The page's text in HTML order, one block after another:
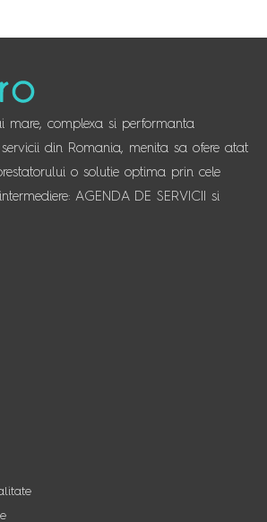
mare, complexa si performanta
din Romania, menita sa ofere atat
o solutie optima prin cele
AGENDA DE SERVICII si